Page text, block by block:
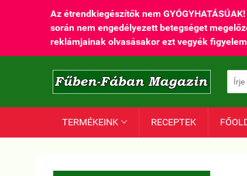
Az étrendkiegészítők nem
során nem engedélyezett betegséget
reklámjainak olvasásakor ezt vegyék
TERMÉKEINK  RECEPTEK